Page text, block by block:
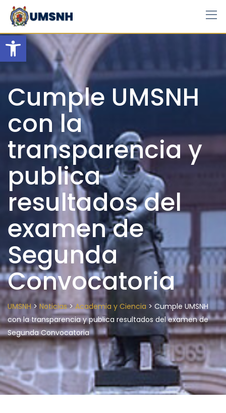
Open toolbar
Skip
content
Cumple UMSNH
con la
transparencia y
publica
resultados del
examen de
Segunda
Convocatoria
UMSNH> Noticias>Academia y Ciencia > Cumple UMSNH
con la transparencia y publica resultados del examen de
Segunda Convocatoria